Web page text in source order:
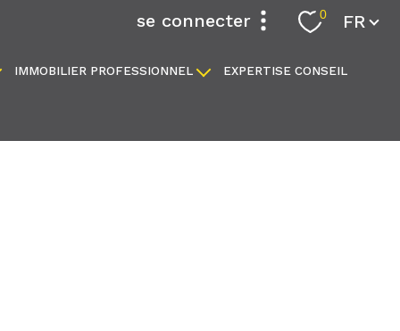
se connecter 0 Langue
FR
IMMOBILIER PROFESSIONNEL EXPERTISE CONSEIL